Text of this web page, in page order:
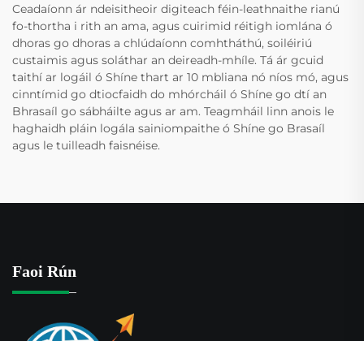
Ceadaíonn ár ndeisitheoir digiteach féin-leathnaithe rianú
fo-thortha i rith an ama, agus cuirimid réitigh iomlána ó
dhoras go dhoras a chlúdaíonn comhtháthú, soiléiriú
custaimis agus soláthar an deireadh-mhíle. Tá ár gcuid
taithí ar logáil ó Shíne thart ar 10 mbliana nó níos mó, agus
cinntímid go dtiocfaidh do mhórcháil ó Shíne go dtí an
Bhrasaíl go sábháilte agus ar am. Teagmháil linn anois le
haghaidh pláin logála sainiompaithe ó Shíne go Brasaíl
agus le tuilleadh faisnéise.
Faoi Rún